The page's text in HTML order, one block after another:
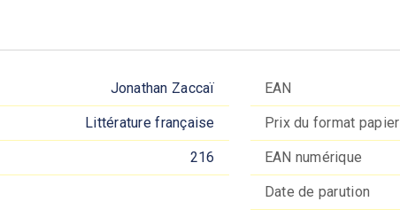
Jonathan Zaccaï
Littérature française
216
EAN
Prix du format papier
EAN numérique
Date de parution